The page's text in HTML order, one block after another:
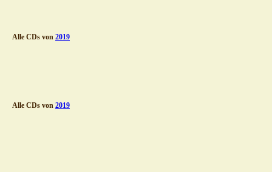
Alle CDs von 2019
Alle CDs von 2019